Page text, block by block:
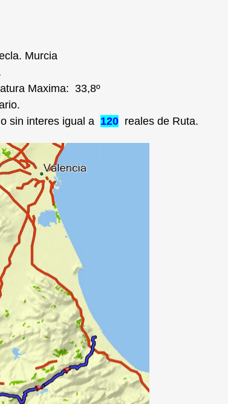
Murcia
Maxima: 33,8º
sin interes igual a 120 reales de Ruta.